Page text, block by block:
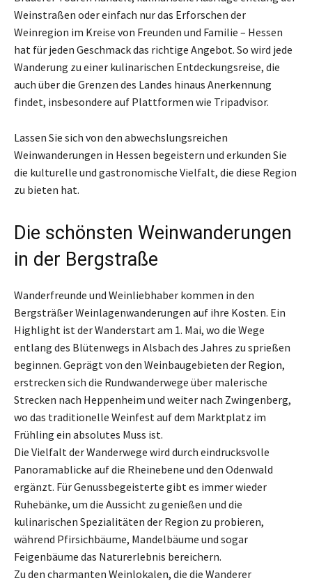
Weinstraßen oder einfach nur das Erforschen der
Weinregion im Kreise von Freunden und Familie – Hessen
hat für jeden Geschmack das richtige Angebot. So wird jede
Wanderung zu einer kulinarischen Entdeckungsreise, die
auch über die Grenzen des Landes hinaus Anerkennung
findet, insbesondere auf Plattformen wie Tripadvisor.
Lassen Sie sich von den abwechslungsreichen
Weinwanderungen in Hessen begeistern und erkunden Sie
die kulturelle und gastronomische Vielfalt, die diese Region
zu bieten hat.
Die schönsten Weinwanderungen
in der Bergstraße
Wanderfreunde und Weinliebhaber kommen in den
Bergsträßer Weinlagenwanderungen auf ihre Kosten. Ein
Highlight ist der Wanderstart am 1. Mai, wo die Wege
entlang des Blütenwegs in Alsbach des Jahres zu sprießen
beginnen. Geprägt von den Weinbaugebieten der Region,
erstrecken sich die Rundwanderwege über malerische
Strecken nach Heppenheim und weiter nach Zwingenberg,
wo das traditionelle Weinfest auf dem Marktplatz im
Frühling ein absolutes Muss ist.
Die Vielfalt der Wanderwege wird durch eindrucksvolle
Panoramablicke auf die Rheinebene und den Odenwald
ergänzt. Für Genussbegeisterte gibt es immer wieder
Ruhebänke, um die Aussicht zu genießen und die
kulinarischen Spezialitäten der Region zu probieren,
während Pfirsichbäume, Mandelbäume und sogar
Feigenbäume das Naturerlebnis bereichern.
Zu den charmanten Weinlokalen, die die Wanderer